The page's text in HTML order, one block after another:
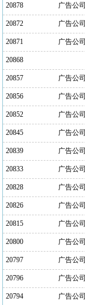
20878 广告公司
20872 广告公司
20871 广告公司
20868
20857 广告公司
20856 广告公司
20852 广告公司
20845 广告公司
20839 广告公司
20833 广告公司
20828 广告公司
20826 广告公司
20815 广告公司
20800 广告公司
20797 广告公司
20796 广告公司
20794 广告公司